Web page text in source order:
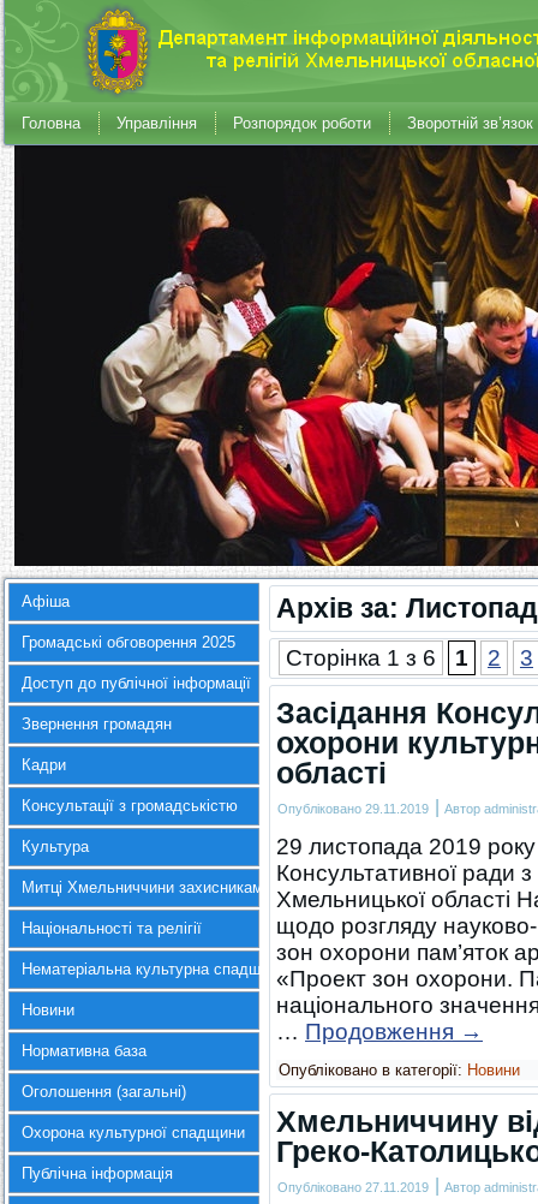
Головна Управління Розпорядок роботи Зворотній зв’язок
Афіша
Громадські обговорення 2025
Доступ до публічної інформації
Звернення громадян
Кадри
Консультації з громадськістю
Культура
Митці Хмельниччини захисникам України
Національності та релігії
Нематеріальна культурна спадщина
Новини
Нормативна база
Оголошення (загальні)
Охорона культурної спадщини
Публічна інформація
Архів за:
Сторінка 1 з 6 1 2 3
Засідання
охорони
області
Опубліковано 29.11.2019 | Автор
29 листопада 2019 року
Консультативної ради
Хмельницької області
щодо розгляду науково-
зон охорони пам’яток
«Проект зон охорони.
національного
… Продовження →
Опубліковано в категорії: Новини
Хмельниччину
Греко-
Опубліковано 27.11.2019 | Автор